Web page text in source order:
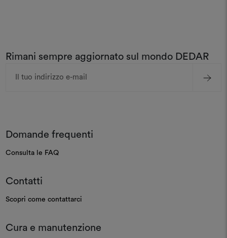
Rimani sempre aggiornato sul mondo DEDAR
Domande frequenti
Consulta le FAQ
Contatti
Scopri come contattarci
Cura e manutenzione